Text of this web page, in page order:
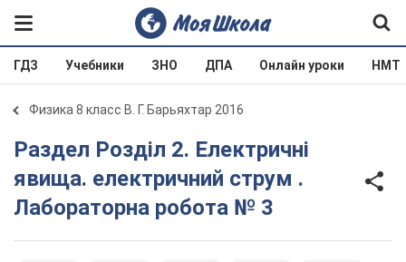
ГДЗ Учебники ЗНО ДПА Онлайн уроки НМТ
Физика 8 класс В. Г. Барьяхтар 2016
Раздел Розділ 2. Електричні
явища. електричний струм .
Лабораторна робота № 3